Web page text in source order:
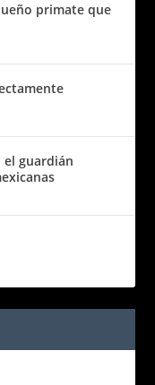
primate que
guardián